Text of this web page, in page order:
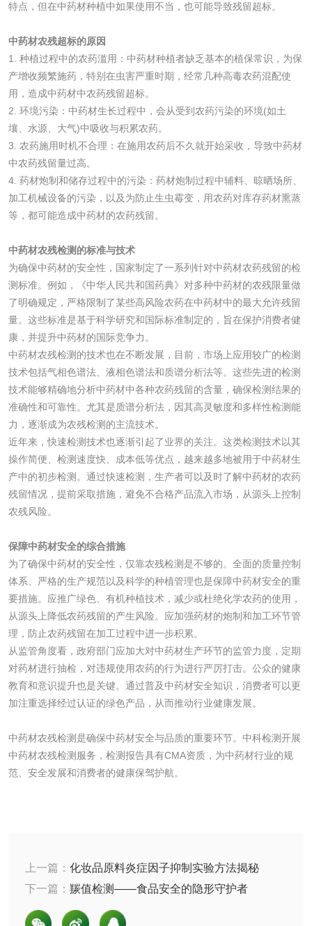
特点，但在中药材种植中如果使用不当，也可能导致残留超标。
中药材农残超标的原因
1. 种植过程中的农药滥用：中药材种植者缺乏基本的植保常识，为保
产增收频繁施药，特别在虫害严重时期，经常几种高毒农药混配使
用，造成中药材中农药残留超标。
2. 环境污染：中药材生长过程中，会从受到农药污染的环境(如土
壤、水源、大气)中吸收与积累农药。
3. 农药施用时机不合理：在施用农药后不久就开始采收，导致中药材
中农药残留量过高。
4. 药材炮制和储存过程中的污染：药材炮制过程中辅料、晾晒场所、
加工机械设备的污染，以及为防止生虫霉变，用农药对库存药材熏蒸
等，都可能造成中药材的农药残留。
中药材农残检测的标准与技术
为确保中药材的安全性，国家制定了一系列针对中药材农药残留的检
测标准。例如，《中华人民共和国药典》对多种中药材的农残限量做
了明确规定，严格限制了某些高风险农药在中药材中的最大允许残留
量。这些标准是基于科学研究和国际标准制定的，旨在保护消费者健
康，并提升中药材的国际竞争力。
中药材农残检测的技术也在不断发展，目前，市场上应用较广的检测
技术包括气相色谱法、液相色谱法和质谱分析法等。这些先进的检测
技术能够精确地分析中药材中各种农药残留的含量，确保检测结果的
准确性和可靠性。尤其是质谱分析法，因其高灵敏度和多样性检测能
力，逐渐成为农残检测的主流技术。
近年来，快速检测技术也逐渐引起了业界的关注。这类检测技术以其
操作简便、检测速度快、成本低等优点，越来越多地被用于中药材生
产中的初步检测。通过快速检测，生产者可以及时了解中药材的农药
残留情况，提前采取措施，避免不合格产品流入市场，从源头上控制
农残风险。
保障中药材安全的综合措施
为了确保中药材的安全性，仅靠农残检测是不够的。全面的质量控制
体系、严格的生产规范以及科学的种植管理也是保障中药材安全的重
要措施。应推广绿色、有机种植技术，减少或杜绝化学农药的使用，
从源头上降低农药残留的产生风险。应加强药材的炮制和加工环节管
理，防止农药残留在加工过程中进一步积累。
从监管角度看，政府部门应加大对中药材生产环节的监管力度，定期
对药材进行抽检，对违规使用农药的行为进行严厉打击。公众的健康
教育和意识提升也是关键。通过普及中药材安全知识，消费者可以更
加注重选择经过认证的绿色产品，从而推动行业健康发展。
中药材农残检测是确保中药材安全与品质的重要环节。中科检测开展
中药材农残检测服务，检测报告具有CMA资质，为中药材行业的规
范、安全发展和消费者的健康保驾护航。
上一篇： 化妆品原料炎症因子抑制实验方法揭秘
下一篇： 羰值检测——食品安全的隐形守护者
磷酸肥料检测
化工试剂
乳酸钠检测
化工助剂检测
工业用氯化铵检测
颜料油墨
油墨检测 凹版油墨和柔印油
墨检测
陶瓷颜料检测
油墨成分分析
玻璃画颜料检测 儿童水粉画颜料检
测
水性印刷油墨检测
油品
油品检测 润滑油检测
防冻液检测 润滑油运动粘度检
测
齿轮油检测
食品接触
食品包装材料检测 餐具检测
袋检测
文体用品
学生用品检测